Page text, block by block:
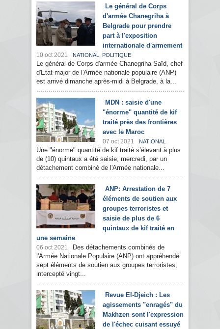
Le général de Corps
d'armée Chanegriha à
Belgrade pour prendre
part à l'exposition
internationale d'armement
10 oct 2021 NATIONAL , POLITIQUE
Le général de Corps d'armée Chanegriha Saïd, chef
d'Etat-major de l'Armée nationale populaire (ANP)
est arrivé dimanche après-midi à Belgrade, à la...
MDN : saisie d'une
"énorme" quantité de kif
traité près des frontières
avec le Maroc
07 oct 2021 NATIONAL
Une "énorme" quantité de kif traité s’élevant à plus
de (10) quintaux a été saisie, mercredi, par un
détachement combiné de l'Armée nationale...
ANP: Arrestation de 7
éléments de soutien aux
groupes terroristes et
saisie de plus de 6
quintaux de kif traité en
une semaine
06 oct 2021
Des détachements combinés de
l'Armée Nationale Populaire (ANP) ont appréhendé
sept éléments de soutien aux groupes terroristes,
intercepté vingt...
Revue El-Djeich : Les
agissements "enragés" du
Makhzen sont l'expression
de l'échec cuisant essuyé